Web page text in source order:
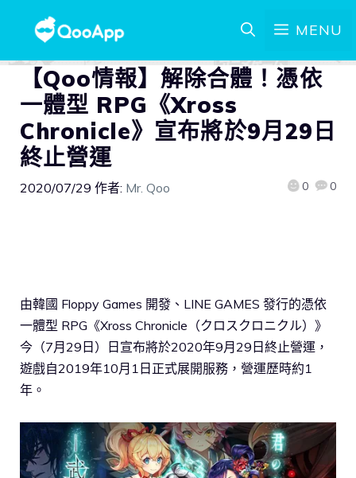
MENU
【Qoo情報】解除合體！憑依
一體型 RPG《Xross
Chronicle》宣布將於9月29日
終止營運
2020/07/29 作者: Mr. Qoo 0 0
由韓國 Floppy Games 開發、LINE GAMES 發行的憑依
一體型 RPG《Xross Chronicle（クロスクロニクル）》
今（7月29日）日宣布將於2020年9月29日終止營運，
遊戲自2019年10月1日正式展開服務，營運歷時約1
年。